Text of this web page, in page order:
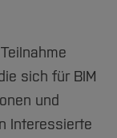
sich für BIM
und
Interessierte